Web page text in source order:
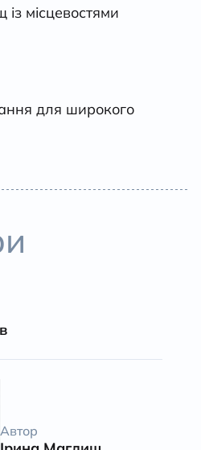
із місцевостями
для широкого
Автор